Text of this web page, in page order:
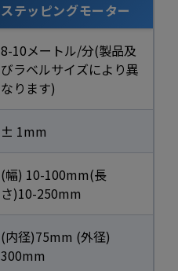
ステッピングモーター
8-10メートル/分(製品及
びラベルサイズにより異
なります)
± 1mm
(幅) 10-100mm(長
さ)10-250mm
(内径)75mm (外径)
300mm